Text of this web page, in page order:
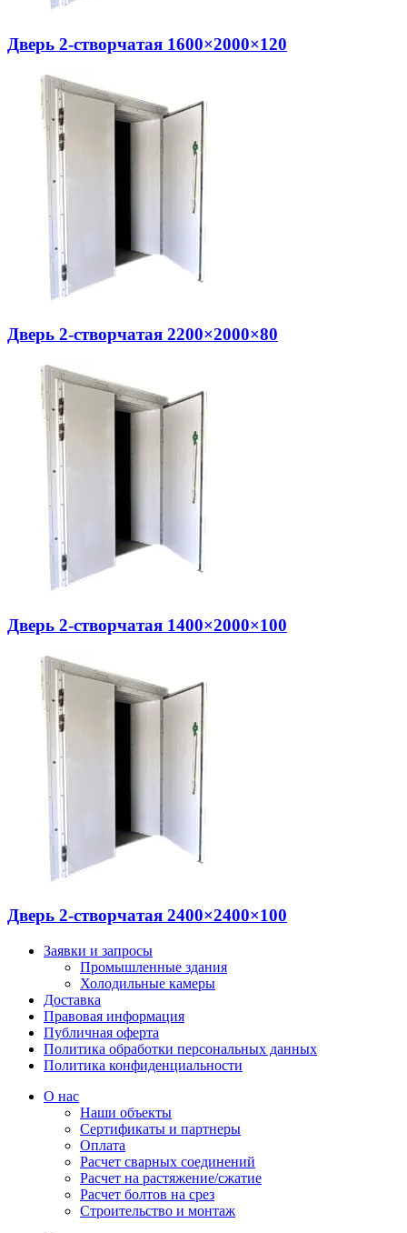
Дверь 2-створчатая 1600×2000×120
Дверь 2-створчатая 2200×2000×80
Дверь 2-створчатая 1400×2000×100
Дверь 2-створчатая 2400×2400×100
Заявки и запросы
Промышленные здания
Холодильные камеры
Доставка
Правовая информация
Публичная оферта
Политика обработки персональных данных
Политика конфиденциальности
О нас
Наши объекты
Сертификаты и партнеры
Оплата
Расчет сварных соединений
Расчет на растяжение/сжатие
Расчет болтов на срез
Строительство и монтаж